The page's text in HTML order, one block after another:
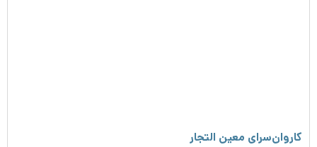
کاروان‌سرای معین التجار